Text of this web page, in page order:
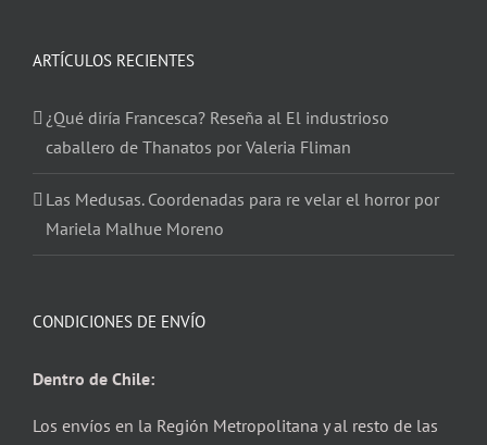
ARTÍCULOS RECIENTES
¿Qué diría Francesca? Reseña al El industrioso
caballero de Thanatos por Valeria Fliman
Las Medusas. Coordenadas para re velar el horror por
Mariela Malhue Moreno
CONDICIONES DE ENVÍO
Dentro de Chile:
Los envíos en la Región Metropolitana y al resto de las